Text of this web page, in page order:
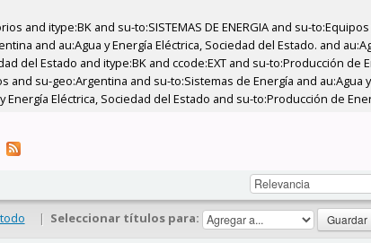
itype:BK and su-to:SISTEMAS DE ENERGIA and su-
and au:Agua y Energía Eléctrica, Sociedad del Estado. and
del Estado and itype:BK and ccode:EXT and su-to:Producción de
su-geo:Argentina and su-to:Sistemas de Energía and au:Agua
Eléctrica, Sociedad del Estado and su-to:Producción de
| Seleccionar títulos para: